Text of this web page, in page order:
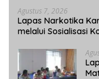
Agustus 7, 2026
Lapas Narkotika
melalui Sosialisasi